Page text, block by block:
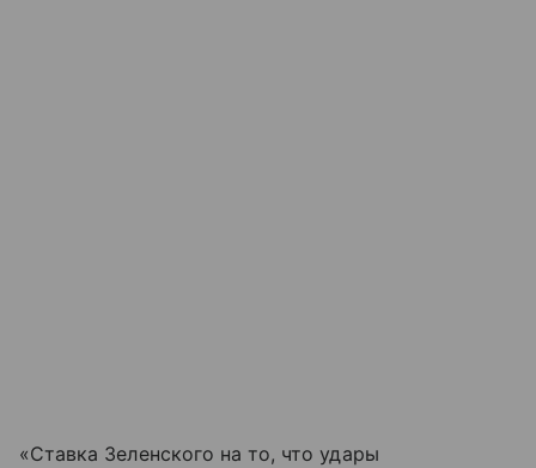
«Ставка Зеленского на то, что удары